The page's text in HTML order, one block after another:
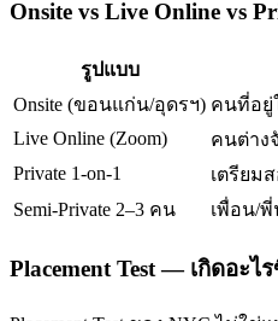
Onsite vs Live Online vs
รูปแบบ
Onsite (ขอนแก่น/อุดรฯ) คนที่อยู่
Live Online (Zoom)
คนต่าง
Private 1-on-1
เตรียม
Semi-Private 2–3 คน
เพื่อน/
Placement Test — เกิดอะ